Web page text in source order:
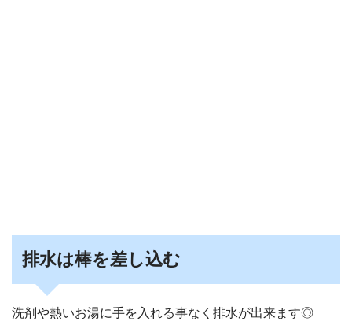
排水は棒を差し込む
洗剤や熱いお湯に手を入れる事なく排水が出来ます◎